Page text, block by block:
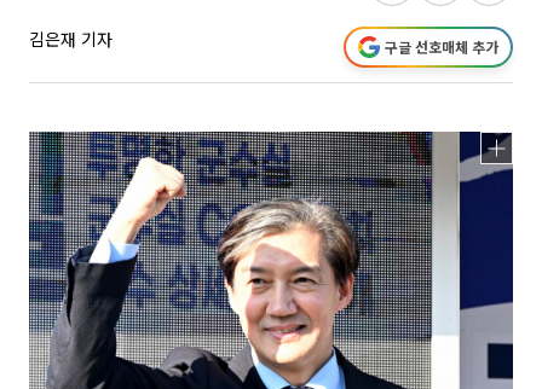
김은재 기자 구글 선호매체 추가